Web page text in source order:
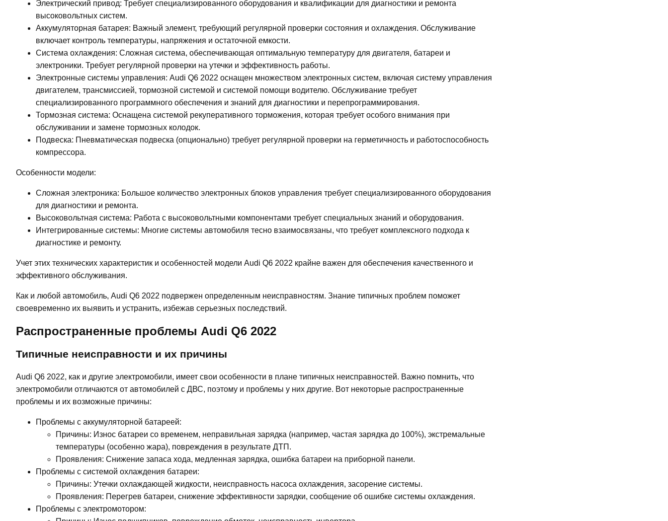
Электрический привод: Требует специализированного оборудования и квалификации для диагностики и ремонта
высоковольтных систем.
Аккумуляторная батарея: Важный элемент, требующий регулярной проверки состояния и охлаждения. Обслуживание
включает контроль температуры, напряжения и остаточной емкости.
Система охлаждения: Сложная система, обеспечивающая оптимальную температуру для двигателя, батареи и
электроники. Требует регулярной проверки на утечки и эффективность работы.
Электронные системы управления: Audi Q6 2022 оснащен множеством электронных систем, включая систему управления
двигателем, трансмиссией, тормозной системой и системой помощи водителю. Обслуживание требует
специализированного программного обеспечения и знаний для диагностики и перепрограммирования.
Тормозная система: Оснащена системой рекуперативного торможения, которая требует особого внимания при
обслуживании и замене тормозных колодок.
Подвеска: Пневматическая подвеска (опционально) требует регулярной проверки на герметичность и работоспособность
компрессора.
Особенности модели:
Сложная электроника: Большое количество электронных блоков управления требует специализированного оборудования
для диагностики и ремонта.
Высоковольтная система: Работа с высоковольтными компонентами требует специальных знаний и оборудования.
Интегрированные системы: Многие системы автомобиля тесно взаимосвязаны, что требует комплексного подхода к
диагностике и ремонту.
Учет этих технических характеристик и особенностей модели Audi Q6 2022 крайне важен для обеспечения качественного и
эффективного обслуживания.
Как и любой автомобиль, Audi Q6 2022 подвержен определенным неисправностям. Знание типичных проблем поможет
своевременно их выявить и устранить, избежав серьезных последствий.
Распространенные проблемы Audi Q6 2022
Типичные неисправности и их причины
Audi Q6 2022, как и другие электромобили, имеет свои особенности в плане типичных неисправностей. Важно помнить, что
электромобили отличаются от автомобилей с ДВС, поэтому и проблемы у них другие. Вот некоторые распространенные
проблемы и их возможные причины:
Проблемы с аккумуляторной батареей:
Причины: Износ батареи со временем, неправильная зарядка (например, частая зарядка до 100%), экстремальные
температуры (особенно жара), повреждения в результате ДТП.
Проявления: Снижение запаса хода, медленная зарядка, ошибка батареи на приборной панели.
Проблемы с системой охлаждения батареи:
Причины: Утечки охлаждающей жидкости, неисправность насоса охлаждения, засорение системы.
Проявления: Перегрев батареи, снижение эффективности зарядки, сообщение об ошибке системы охлаждения.
Проблемы с электромотором: